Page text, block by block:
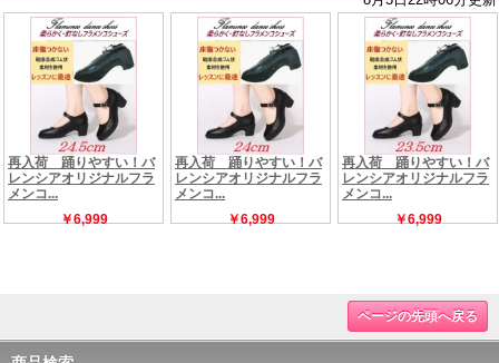
ページの先頭へ戻る